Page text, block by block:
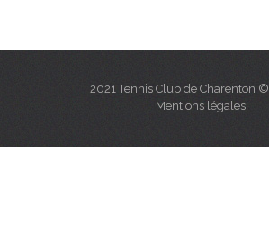
2021 Tennis Club de Charenton
Mentions légales